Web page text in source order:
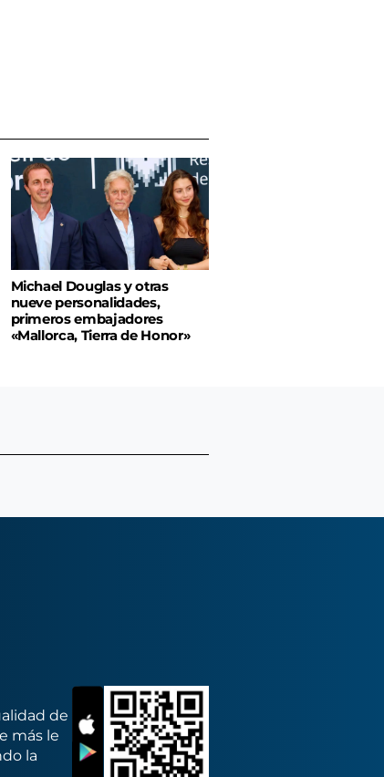
Michael Douglas y otras
nueve personalidades,
primeros embajadores
«Mallorca, Tierra de Honor»
de
más le
la